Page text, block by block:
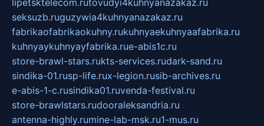
lipetsktelecom.rutovudyi4kuhnyanazakaz.ru
seksuzb.ruguzywia4kuhnyanazakaz.ru
fabrikaofabrikaokuhny.rukuhnyaekuhnyaafabrika.ru
kuhnyaykuhnyayfabrika.rue-abis1c.ru
store-brawl-stars.rukts-services.rudark-sand.ru
sindika-01.rusp-life.rux-legion.rusib-archives.ru
e-abis-1-c.rusindika01.ruvenda-festival.ru
store-brawlstars.rudooraleksandria.ru
antenna-highly.rumine-lab-msk.ru1-mus.ru